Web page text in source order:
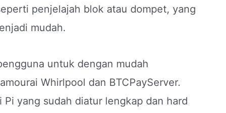
penjelajah blok atau dompet, yang
mudah.
untuk dengan mudah
Whirlpool dan BTCPayServer.
yang sudah diatur lengkap dan hard